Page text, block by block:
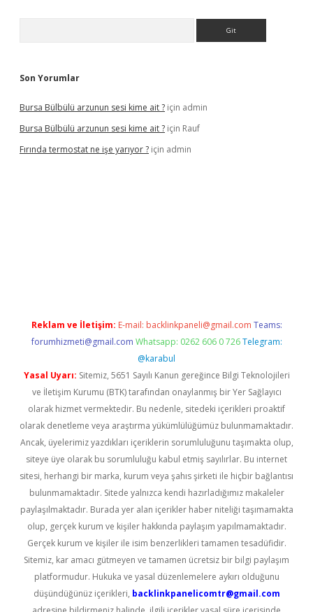
Son Yorumlar
Bursa Bülbülü arzunun sesi kime ait ? için admin
Bursa Bülbülü arzunun sesi kime ait ? için Rauf
Fırında termostat ne işe yarıyor ? için admin
Reklam ve İletişim: E-mail: backlinkpaneli@gmail.com Teams:
forumhizmeti@gmail.com Whatsapp: 0262 606 0 726 Telegram:
@karabul
Yasal Uyarı: Sitemiz, 5651 Sayılı Kanun gereğince Bilgi Teknolojileri
ve İletişim Kurumu (BTK) tarafından onaylanmış bir Yer Sağlayıcı
olarak hizmet vermektedir. Bu nedenle, sitedeki içerikleri proaktif
olarak denetleme veya araştırma yükümlülüğümüz bulunmamaktadır.
Ancak, üyelerimiz yazdıkları içeriklerin sorumluluğunu taşımakta olup,
siteye üye olarak bu sorumluluğu kabul etmiş sayılırlar. Bu internet
sitesi, herhangi bir marka, kurum veya şahıs şirketi ile hiçbir bağlantısı
bulunmamaktadır. Sitede yalnızca kendi hazırladığımız makaleler
paylaşılmaktadır. Burada yer alan içerikler haber niteliği taşımamakta
olup, gerçek kurum ve kişiler hakkında paylaşım yapılmamaktadır.
Gerçek kurum ve kişiler ile isim benzerlikleri tamamen tesadüfidir.
Sitemiz, kar amacı gütmeyen ve tamamen ücretsiz bir bilgi paylaşım
platformudur. Hukuka ve yasal düzenlemelere aykırı olduğunu
düşündüğünüz içerikleri, backlinkpanelicomtr@gmail.com